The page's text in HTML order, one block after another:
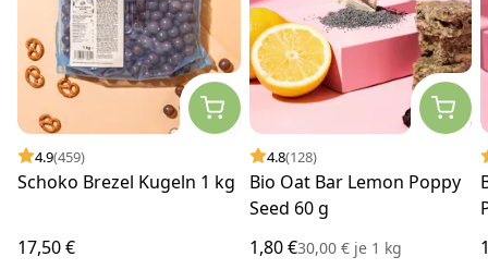
4.9(459)
Schoko Brezel Kugeln 1 kg
17,50 €
4.8(128)
Bio Oat Bar Lemon Poppy
Seed 60 g
1,80 €30,00 € je1 kg